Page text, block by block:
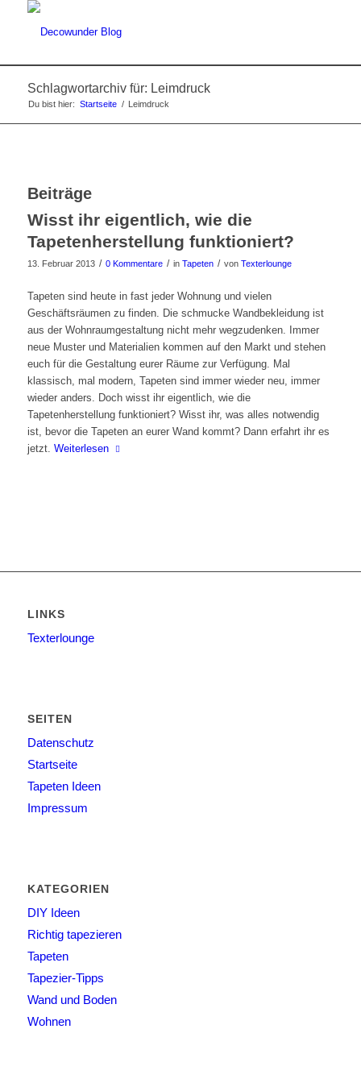
Schlagwortarchiv für: Leimdruck
Du bist hier: Startseite / Leimdruck
Beiträge
Wisst ihr eigentlich, wie die
Tapetenherstellung funktioniert?
13. Februar 2013 / 0 Kommentare / in Tapeten / von Texterlounge
Tapeten sind heute in fast jeder Wohnung und vielen
Geschäftsräumen zu finden. Die schmucke Wandbekleidung ist
aus der Wohnraumgestaltung nicht mehr wegzudenken. Immer
neue Muster und Materialien kommen auf den Markt und stehen
euch für die Gestaltung eurer Räume zur Verfügung. Mal
klassisch, mal modern, Tapeten sind immer wieder neu, immer
wieder anders. Doch wisst ihr eigentlich, wie die
Tapetenherstellung funktioniert? Wisst ihr, was alles notwendig
ist, bevor die Tapeten an eurer Wand kommt? Dann erfahrt ihr es
jetzt. Weiterlesen
LINKS
Texterlounge
SEITEN
Datenschutz
Startseite
Tapeten Ideen
Impressum
KATEGORIEN
DIY Ideen
Richtig tapezieren
Tapeten
Tapezier-Tipps
Wand und Boden
Wohnen